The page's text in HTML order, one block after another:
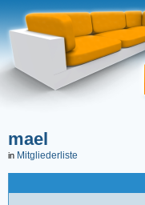
mael
in Mitgliederliste